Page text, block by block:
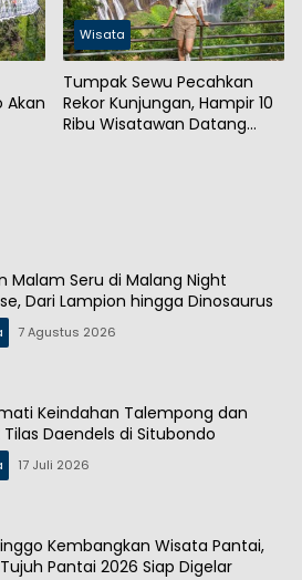
Akan
Wisata
Tumpak Sewu Pecahkan
Rekor Kunjungan, Hampir 10
Ribu Wisatawan Datang
Malam Seru di Malang Night
Dari Lampion hingga Dinosaurus
7 Agustus 2026
Keindahan Talempong dan
Tilas Daendels di Situbondo
17 Juli 2026
Kembangkan Wisata Pantai,
Pantai 2026 Siap Digelar